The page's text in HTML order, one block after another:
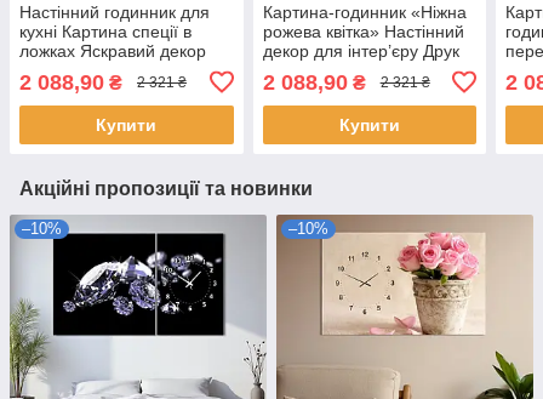
Настінний годинник для
кухні Картина спеції в
ложках Яскравий декор
частин
2 088,90 ₴ 2 321 ₴
Купити
Картина-годинник «Ніжна
рожева квітка» Настінний
декор для інтер’єру Друк
на полотні з безшумним
механізмом 90х60 см з 3х
частин
2 088,90₴ 2 321 ₴
Купити
чи
2
Акційні пропозиції та новинки
–10% –10%